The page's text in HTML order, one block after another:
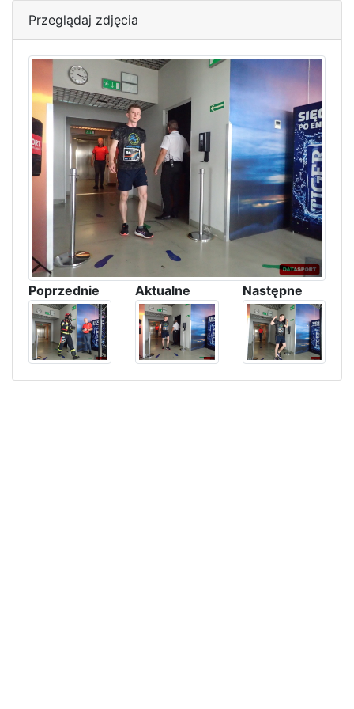
Przeglądaj zdjęcia
Poprzednie Aktualne Następne